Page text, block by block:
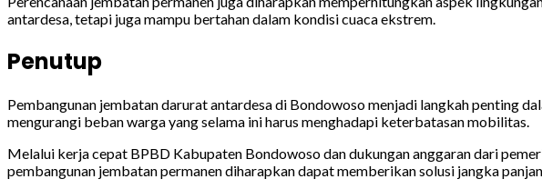
antardesa, tetapi juga mampu bertahan dalam kondisi cuaca ekstrem.
Penutup
Pembangunan jembatan darurat antardesa di Bondowoso menjadi langkah penting
mengurangi beban warga yang selama ini harus menghadapi keterbatasan mobilitas.
Melalui kerja cepat BPBD Kabupaten Bondowoso dan dukungan anggaran dari
pembangunan jembatan permanen diharapkan dapat memberikan solusi jangka